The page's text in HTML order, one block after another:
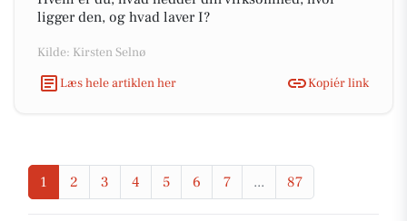
ligger den, og hvad laver I?
Kilde: Kirsten Selnø
Læs hele artiklen her
Kopiér link
1 2 3 4 5 6 7 ... 87